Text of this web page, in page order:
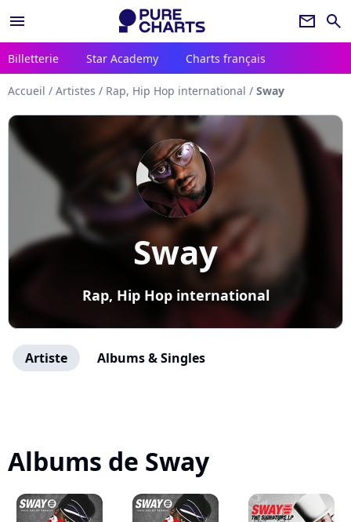
menu newsletter search
Billetterie Star Academy Charts français
Accueil / Artistes / Rap, Hip Hop international / Sway
Sway
Rap, Hip Hop international
Artiste Albums & Singles
Albums de Sway